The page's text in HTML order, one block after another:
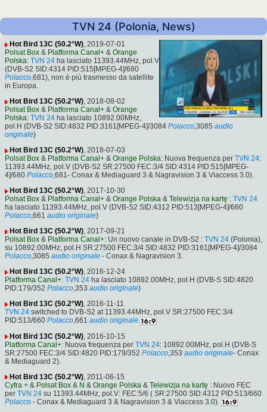
TVN 24 (Polonia, News)
Hot Bird 13C (50.2°W), 2019-07-01
Polsat Box & Platforma Canal+ & Orange
Polska: TVN 24 ha lasciato 11393.44MHz, pol.V
(DVB-S2 SID:4314 PID:515[MPEG-4]/680
Polacco,681), non è più trasmesso da satellite
in Europa.
Hot Bird 13C (50.2°W), 2018-08-02
Polsat Box & Platforma Canal+ & Orange
Polska: TVN 24 ha lasciato 10892.00MHz,
pol.H (DVB-S2 SID:4832 PID:3161[MPEG-4]/3084 Polacco,3085 audio
originale)
Hot Bird 13C (50.2°W), 2018-07-03
Polsat Box & Platforma Canal+ & Orange Polska: Nuova frequenza per TVN 24:
11393.44MHz, pol.V (DVB-S2 SR:27500 FEC:3/4 SID:4314 PID:515[MPEG-
4]/680 Polacco,681- Conax & Mediaguard 3 & Nagravision 3 & Viaccess 3.0).
Hot Bird 13C (50.2°W), 2017-10-30
Polsat Box & Platforma Canal+ & Orange Polska & Telewizja na kartę : TVN 24
ha lasciato 11393.44MHz, pol.V (DVB-S2 SID:4312 PID:513[MPEG-4]/660
Polacco,661 audio originale)
Hot Bird 13C (50.2°W), 2017-09-21
Polsat Box & Platforma Canal+: Un nuovo canale in DVB-S2 : TVN 24 (Polonia),
su 10892.00MHz, pol.H SR:27500 FEC:3/4 SID:4832 PID:3161[MPEG-4]/3084
Polacco,3085 audio originale - Conax & Nagravision 3.
Hot Bird 13C (50.2°W), 2016-12-24
Platforma Canal+: TVN 24 ha lasciato 10892.00MHz, pol.H (DVB-S SID:4820
PID:179/352 Polacco,353 audio originale)
Hot Bird 13C (50.2°W), 2016-11-11
TVN 24 switched to DVB-S2 at 11393.44MHz, pol.V SR:27500 FEC:3/4
PID:513/660 Polacco,661 audio originale.
Hot Bird 13C (50.2°W) , 2016-10-15
Platforma Canal+: Nuova frequenza per TVN 24: 10892.00MHz, pol.H (DVB-S
SR:27500 FEC:3/4 SID:4820 PID:179/352 Polacco ,353 audio originale- Conax
& Mediaguard 2).
Hot Bird 13C (50.2°W) , 2011-06-15
Cyfra + & Polsat Box & N & Orange Polska & Telewizja na kartę : Nuovo FEC
per TVN 24 su 11393.44MHz, pol.V: FEC:5/6 ( SR:27500 SID:4312 PID:513/660
Polacco - Conax & Mediaguard 3 & Nagravision 3 & Viaccess 3.0).